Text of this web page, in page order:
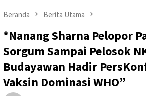
Beranda Berita Utama
*Nanang Sharna Pelopor
Sorgum Sampai Pelosok
Budayawan Hadir
Vaksin Dominasi WHO”